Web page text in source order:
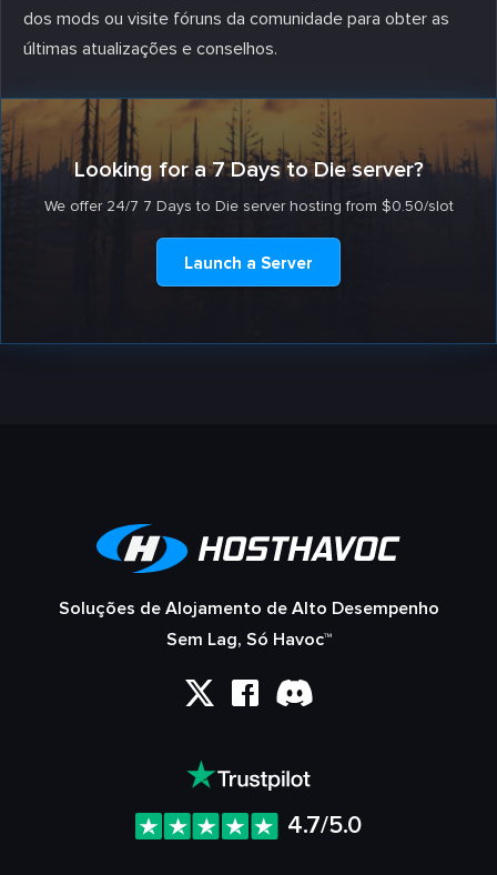
dos mods ou visite fóruns da comunidade para obter as
últimas atualizações e conselhos.
Looking for a 7 Days to Die server?
We offer 24/7 7 Days to Die server hosting from $0.50/slot
Launch a Server
Soluções de Alojamento de Alto Desempenho
Sem Lag, Só Havoc™
4.7/5.0